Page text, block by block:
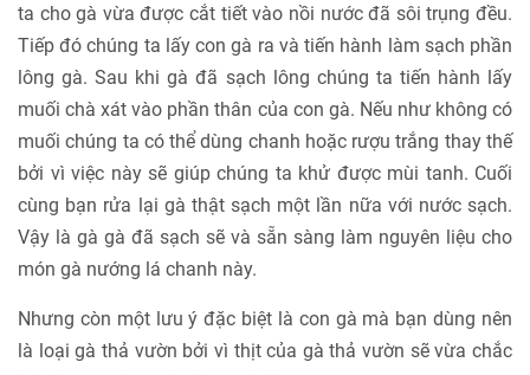
ta cho gà vừa được cắt tiết vào nồi nước đã sôi trụng đều.
Tiếp đó chúng ta lấy con gà ra và tiến hành làm sạch phần
lông gà. Sau khi gà đã sạch lông chúng ta tiến hành lấy
muối chà xát vào phần thân của con gà. Nếu như không có
muối chúng ta có thể dùng chanh hoặc rượu trắng thay thế
bởi vì việc này sẽ giúp chúng ta khử được mùi tanh. Cuối
cùng bạn rửa lại gà thật sạch một lần nữa với nước sạch.
Vậy là gà gà đã sạch sẽ và sẵn sàng làm nguyên liệu cho
món gà nướng lá chanh này.
Nhưng còn một lưu ý đặc biệt là con gà mà bạn dùng nên
là loại gà thả vườn bởi vì thịt của gà thả vườn sẽ vừa chắc